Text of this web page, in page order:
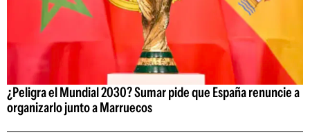
¿Peligra el Mundial 2030? Sumar pide que España renuncie a
organizarlo junto a Marruecos